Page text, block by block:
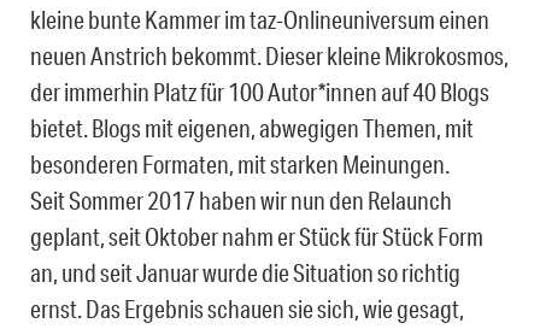
kleine bunte Kammer im taz-Onlineuniversum einen
neuen Anstrich bekommt. Dieser kleine Mikrokosmos,
der immerhin Platz für 100 Autor*innen auf 40 Blogs
bietet. Blogs mit eigenen, abwegigen Themen, mit
besonderen Formaten, mit starken Meinungen.
Seit Sommer 2017 haben wir nun den Relaunch
geplant, seit Oktober nahm er Stück für Stück Form
an, und seit Januar wurde die Situation so richtig
ernst. Das Ergebnis schauen sie sich, wie gesagt,